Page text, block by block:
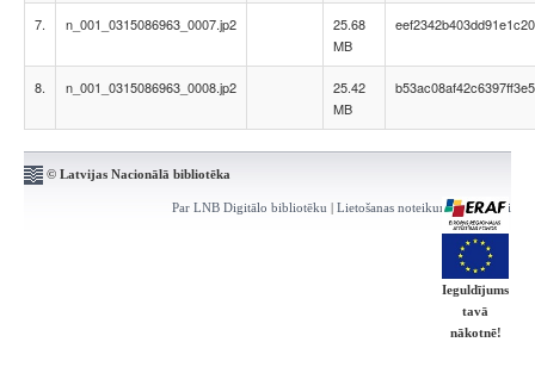
7. n_001_0315086963_0007.jp2
25.68
MB
8. n_001_0315086963_0008.jp2
25.42
MB
© Latvijas Nacionālā bibliotēka
Par LNB Digitālo bibliotēku | Lietošanas noteikumi | Kontakti
Ieguldījums
tavā
nākotnē!